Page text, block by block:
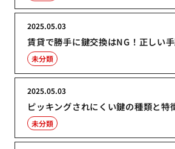
賃貸で勝手に鍵交換はNG！正しい
2025.05.03
未分類
ピッキングされにくい鍵の種類と特
2025.05.03
未分類